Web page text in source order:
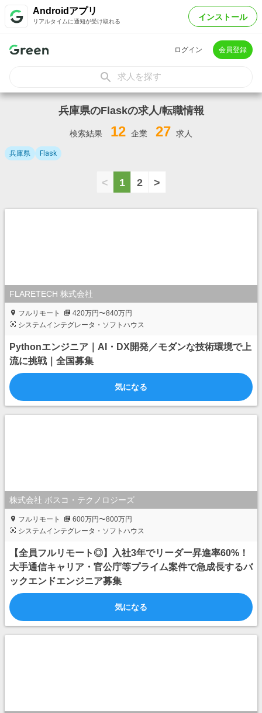
Androidアプリ
リアルタイムに通知が受け取れる インストール
ログイン 会員登録
求人を探す
兵庫県のFlaskの求人/転職情報
検索結果 12 企業 27 求人
兵庫県 Flask
< 1 2 >
FLARETECH 株式会社
フルリモート
420万円〜840万円
システムインテグレータ・ソフトハウス
Pythonエンジニア｜AI・DX開発／モダンな技術環境で上
流に挑戦｜全国募集
気になる
株式会社 ボスコ・テクノロジーズ
フルリモート
600万円〜800万円
システムインテグレータ・ソフトハウス
【全員フルリモート◎】入社3年でリーダー昇進率60%！
大手通信キャリア・官公庁等プライム案件で急成長するバ
ックエンドエンジニア募集
気になる